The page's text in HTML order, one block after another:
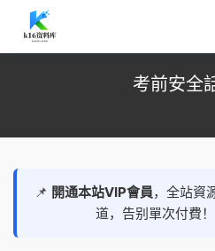
考前安全
📌 開通本站VIP會員，全站資
道，告别單次付費！